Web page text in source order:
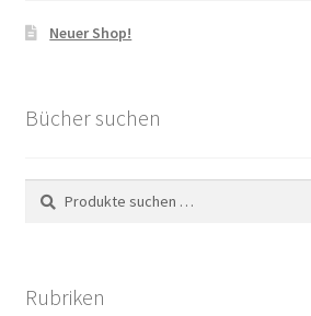
Neuer Shop!
Bücher suchen
Suchen
nach:
Suchen
Rubriken